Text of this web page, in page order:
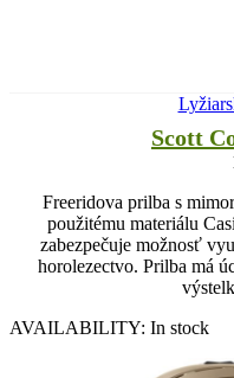
Scott
Freeridova prilba s
použitému materiálu
zabezpečuje možnosť
horolezectvo. Prilba má
AVAILABILITY: In stock